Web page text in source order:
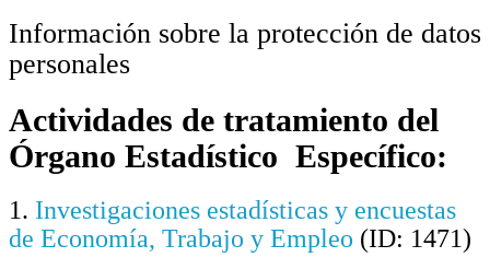
Información sobre la protección de datos
personales
Actividades de tratamiento del
Órgano Estadístico Específico:
1. Investigaciones estadísticas y encuestas
de Economía, Trabajo y Empleo (ID: 1471)